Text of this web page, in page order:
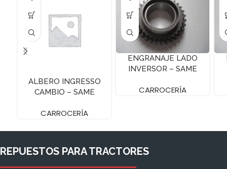
ALBERO INGRESSO
CAMBIO – SAME
CARROCERÍA
ENGRANAJE LADO
INVERSOR – SAME
CARROCERÍA
REPUESTOS PARA TRACTORES